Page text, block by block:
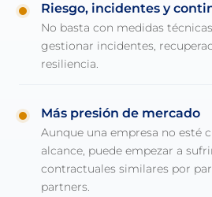
Riesgo, incidentes y
No basta con medidas
gestionar incidentes,
resiliencia.
Más presión de mercado
Aunque una empresa no esté
alcance, puede empezar a
contractuales similares por
partners.